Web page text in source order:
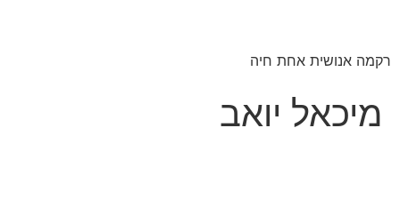
רקמה אנושית אחת חיה
מיכאל יואב